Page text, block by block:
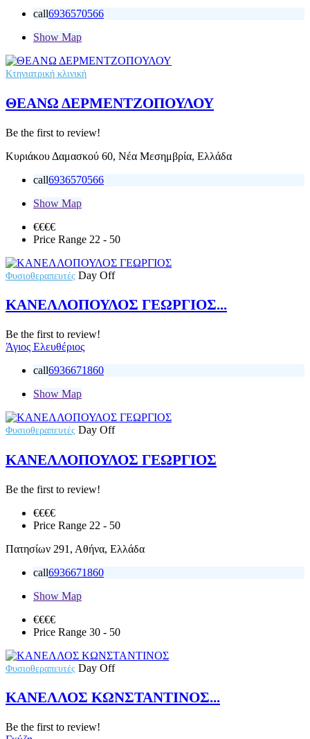
call6936570566
Show Map
Κτηνιατρική κλινική
ΘΕΑΝΩ ΔΕΡΜΕΝΤΖΟΠΟΥΛΟΥ
Be the first to review!
Κυριάκου Δαμασκού 60, Νέα Μεσημβρία, Ελλάδα
call6936570566
Show Map
€€€€
Price Range 22 - 50
Φυσιοθεραπευτές Day Off
ΚΑΝΕΛΛΟΠΟΥΛΟΣ ΓΕΩΡΓΙΟΣ...
Be the first to review!
Άγιος Ελευθέριος
call6936671860
Show Map
Φυσιοθεραπευτές Day Off
ΚΑΝΕΛΛΟΠΟΥΛΟΣ ΓΕΩΡΓΙΟΣ
Be the first to review!
€€€€
Price Range 22 - 50
Πατησίων 291, Αθήνα, Ελλάδα
call6936671860
Show Map
€€€€
Price Range 30 - 50
Φυσιοθεραπευτές Day Off
ΚΑΝΕΛΛΟΣ ΚΩΝΣΤΑΝΤΙΝΟΣ...
Be the first to review!